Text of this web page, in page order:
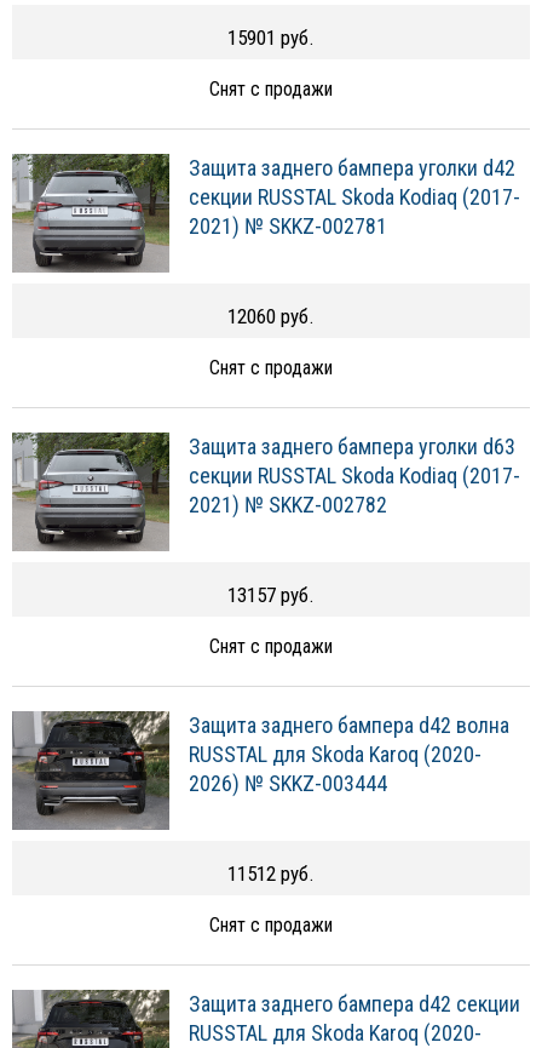
15901 руб.
Снят с продажи
Защита заднего бампера уголки d42
секции RUSSTAL Skoda Kodiaq (2017-
2021) № SKKZ-002781
12060 руб.
Снят с продажи
Защита заднего бампера уголки d63
секции RUSSTAL Skoda Kodiaq (2017-
2021) № SKKZ-002782
13157 руб.
Снят с продажи
Защита заднего бампера d42 волна
RUSSTAL для Skoda Karoq (2020-
2026) № SKKZ-003444
11512 руб.
Снят с продажи
Защита заднего бампера d42 секции
RUSSTAL для Skoda Karoq (2020-